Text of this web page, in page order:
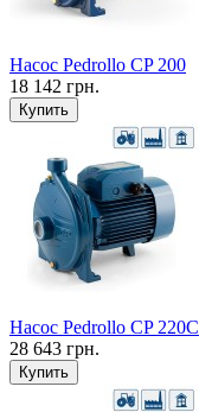
Насос Pedrollo CP 200
18 142 грн.
Купить
Насос Pedrollo CP 220С
28 643 грн.
Купить